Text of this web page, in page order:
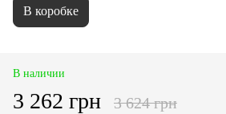
В коробке
В наличии
3 262 грн 3 624 грн